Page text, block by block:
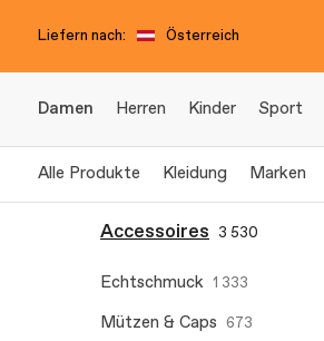
Liefern nach: Österreich
Damen Herren Kinder Sport
Alle Produkte Kleidung Marken
Accessoires 3 530
Echtschmuck 1 333
Mützen & Caps 673